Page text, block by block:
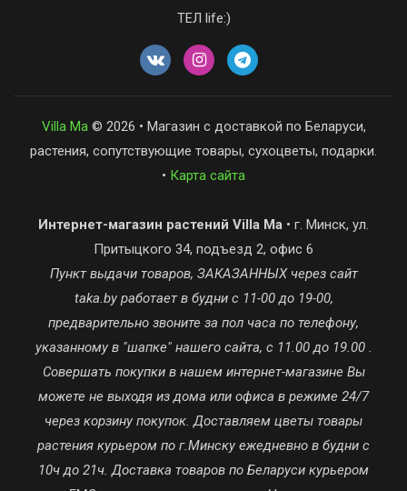
ТЕЛ life:)
Villa Ma© 2026 • Магазин с доставкой по Беларуси,
растения, сопутствующие товары, сухоцветы, подарки.
• Карта сайта
Интернет-магазин растений Villa Ma • г. Минск, ул.
Притыцкого 34, подъезд 2, офис 6
Пункт выдачи товаров, ЗАКАЗАННЫХ через сайт
taka.by работает в будни с 11-00 до 19-00,
предварительно звоните за пол часа по телефону,
указанному в "шапке" нашего сайта, с 11.00 до 19.00 .
Совершать покупки в нашем интернет-магазине Вы
можете не выходя из дома или офиса в режиме 24/7
через корзину покупок. Доставляем цветы товары
растения курьером по г.Минску ежедневно в будни с
10ч до 21ч. Доставка товаров по Беларуси курьером